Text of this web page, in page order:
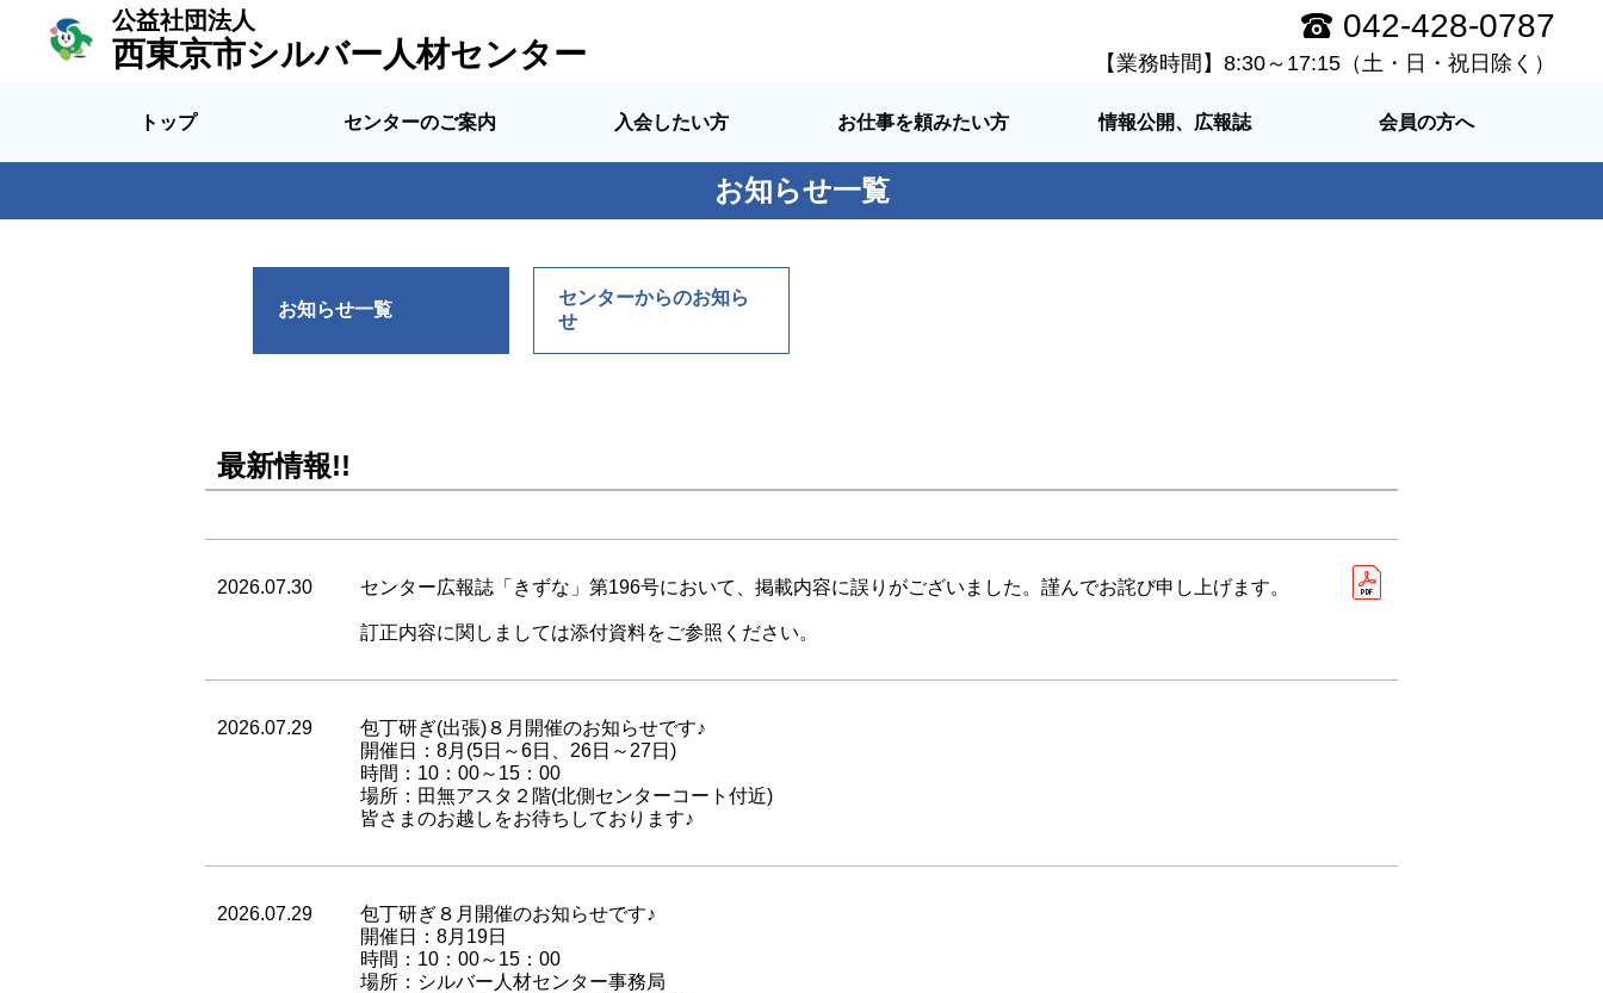
公益社団法人
西東京市シルバー人材センター
042-428-0787
【業務時間】8:30～17:15（土・日・祝日除く）
トップ センターのご案内 入会したい方 お仕事を頼みたい方 情報公開、広報誌 会員の方へ
お知らせ一覧
お知らせ一覧
センターからのお知ら
せ
最新情報!!
2026.07.30 センター広報誌「きずな」第196号において、掲載内容に誤りがございました。謹んでお詫び申し上げます。
訂正内容に関しましては添付資料をご参照ください。
2026.07.29
包丁研ぎ(出張)８月開催のお知らせです♪
開催日：8月(5日～6日、26日～27日)
時間：10：00～15：00
場所：田無アスタ２階(北側センターコート付近)
皆さまのお越しをお待ちしております♪
2026.07.29
包丁研ぎ８月開催のお知らせです♪
開催日：8月19日
時間：10：00～15：00
場所：シルバー人材センター事務局